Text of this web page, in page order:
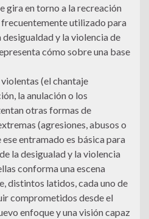
gira en torno a la recreación
frecuentemente utilizado para
y la violencia de
cómo sobre una base
(el chantaje
la anulación o los
otras formas de
(agresiones, abusos o
entramado es básica para
la desigualad y la violencia
conforma una escena
distintos latidos, cada uno de
comprometidos desde el
enfoque y una visión capaz